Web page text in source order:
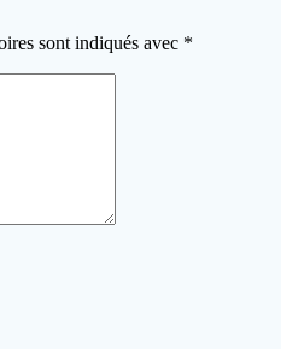
sont indiqués avec *